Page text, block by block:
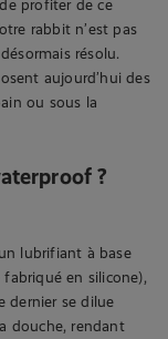
profiter de ce
rabbit n’est pas
résolu.
aujourd’hui des
ou sous la
?
lubrifiant à base
fabriqué en silicone),
dernier se dilue
douche, rendant